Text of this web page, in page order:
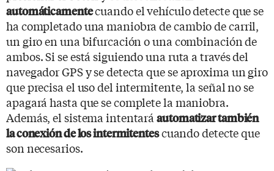
automáticamentecuando el vehículo detecte que se
ha completado una maniobra de cambio de carril,
un giro en una bifurcación o una combinación de
ambos. Si se está siguiendo una ruta a través del
navegador GPS y se detecta que se aproxima un giro
que precisa el uso del intermitente, la señal no se
apagará hasta que se complete la maniobra.
Además, el sistema intentaráautomatizar también
la conexión de los intermitentescuando detecte que
son necesarios.